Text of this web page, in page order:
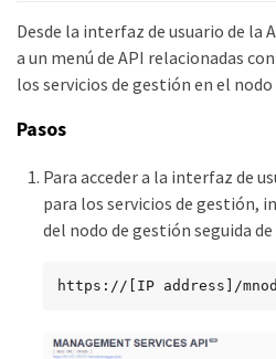
Desde la interfaz de usuario de la
a un menú de API relacionadas
los servicios de gestión en el
Pasos
Para acceder a la interfaz de
para los servicios de gestión,
del nodo de gestión seguida de
https://[IP address]/